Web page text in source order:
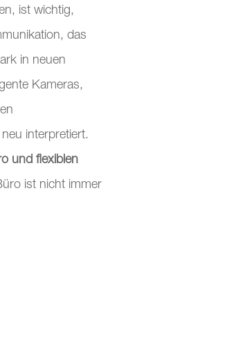
ist wichtig,
das
in neuen
Kameras,
interpretiert.
und flexiblen
ist nicht immer